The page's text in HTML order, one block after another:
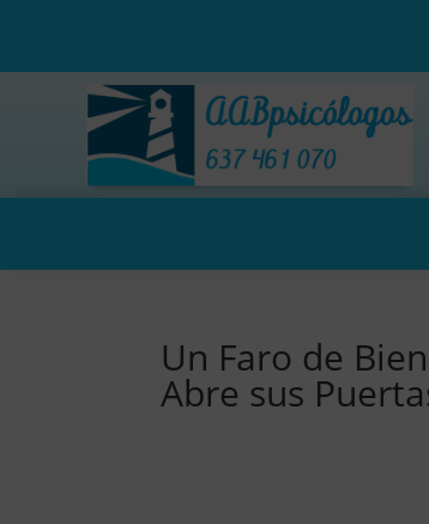
Un Faro de
Abre sus